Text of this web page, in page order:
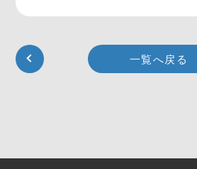
一覧へ戻る